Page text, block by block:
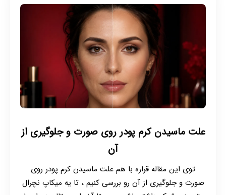
علت ماسیدن کرم پودر روی صورت و جلوگیری از
آن
توی این مقاله قراره با هم علت ماسیدن کرم پودر روی
صورت و جلوگیری از آن رو بررسی کنیم ، تا یه میکاپ نچرال